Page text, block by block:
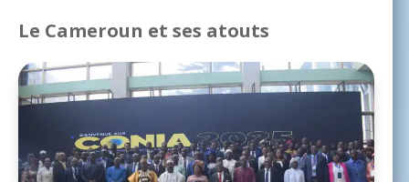
Le Cameroun et ses atouts